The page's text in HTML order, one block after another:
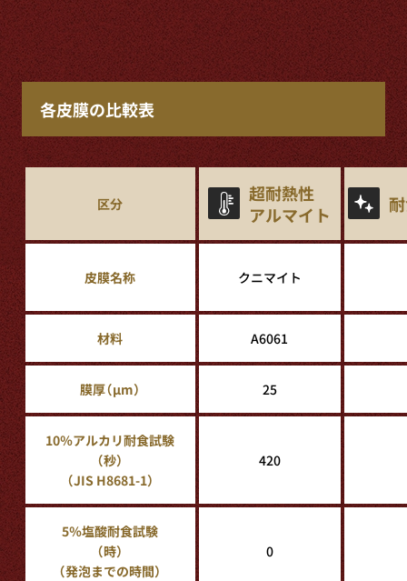
各皮膜の比較表
区分
超耐熱性
アルマイト
皮膜名称 クニマイト
材料 A6061
膜厚（μm） 25
10％アルカリ耐食試験
（秒）
（JIS H8681-1）
420
5％塩酸耐食試験
（時）
（発泡までの時間）
0